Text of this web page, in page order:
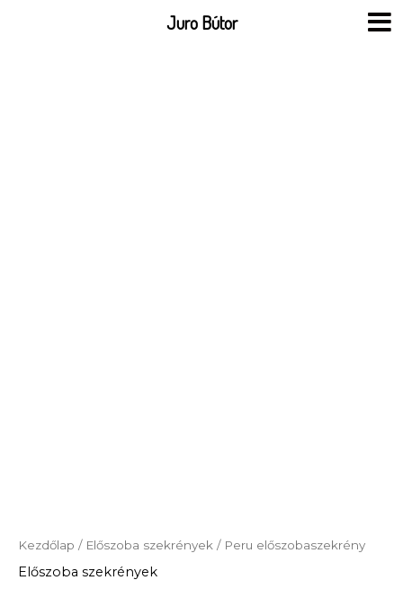
Kezdőlap / Előszoba szekrények / Peru előszobaszekrény
Előszoba szekrények
Juro Bútor